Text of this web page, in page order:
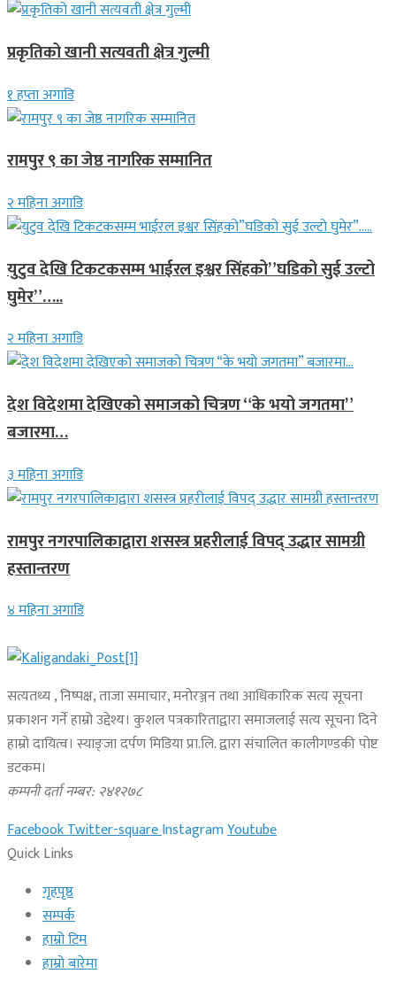
प्रकृतिको खानी सत्यवती क्षेत्र गुल्मी
१ हप्ता अगाडि
रामपुर ९ का जेष्ठ नागरिक सम्मानित
२ महिना अगाडि
युटुव देखि टिकटकसम्म भाईरल इश्वर सिंहको”घडिको सुई उल्टो
घुमेर”…..
२ महिना अगाडि
देश विदेशमा देखिएको समाजको चित्रण “के भयो जगतमा”
बजारमा…
३ महिना अगाडि
रामपुर नगरपालिकाद्वारा शसस्त्र प्रहरीलाई विपद् उद्धार सामग्री
हस्तान्तरण
४ महिना अगाडि
सत्यतथ्य , निष्पक्ष, ताजा समाचार, मनोरञ्जन तथा आधिकारिक सत्य सूचना
प्रकाशन गर्ने हाम्रो उद्देश्य। कुशल पत्रकारिताद्वारा समाजलाई सत्य सूचना दिने
हाम्रो दायित्व। स्याङ्जा दर्पण मिडिया प्रा.लि. द्वारा संचालित कालीगण्डकी पोष्ट
डटकम।
कम्पनी दर्ता नम्बर: २४१२७८
FacebookTwitter-squareInstagramYoutube
Quick Links
गृहपृष्ठ
सम्पर्क
हाम्रो टिम
हाम्रो बारेमा